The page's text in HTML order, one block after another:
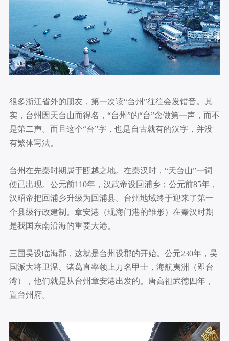
很多浙江省外的朋友，第一次读“台州”往往会发错音。其
实，台州因天台山而得名，“台州”的“台”念做第一声，而不
是第二声。而且这个“台”字，也是自古就有的汉字，并没
有繁体写法。
台州在先秦时期属于瓯越之地。在秦汉时，“天台山”一词
便已出现。公元前110年，汉武帝设回浦乡；公元前85年，
汉昭帝把回浦乡升级为回浦县。台州地域终于迎来了第一
个县级行政建制。章安港（现海门港的雏形）在秦汉时期
是我国东南沿海的重要大港。
三国吴设临海郡，这就是台州设郡的开始。公元230年，吴
国派大将卫温、诸葛直率领上万名甲士，海航夷洲（即台
湾），他们就是从台州章安港出发的。唐高祖武德四年，
置台州府。